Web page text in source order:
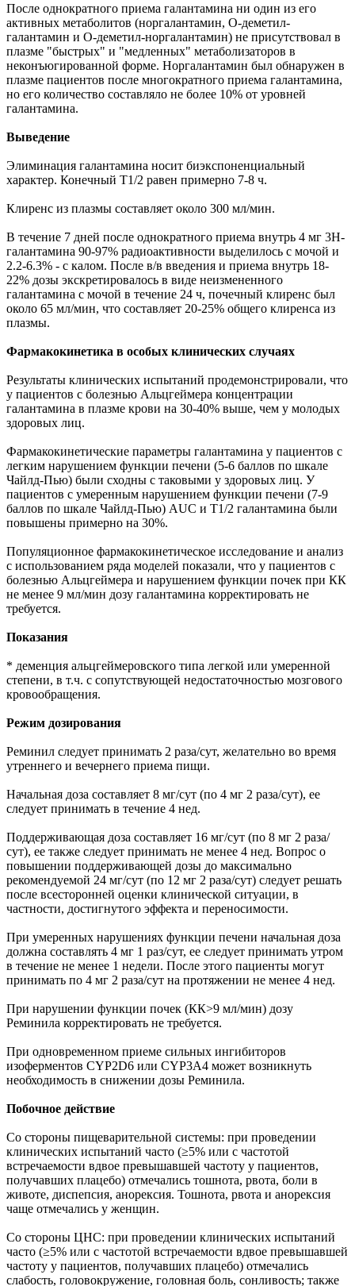
После однократного приема галантамина ни один из его
активных метаболитов (норгалантамин, О-деметил-
галантамин и О-деметил-норгалантамин) не присутствовал в
плазме "быстрых" и "медленных" метаболизаторов в
неконъюгированной форме. Норгалантамин был обнаружен в
плазме пациентов после многократного приема галантамина,
но его количество составляло не более 10% от уровней
галантамина.
Выведение
Элиминация галантамина носит биэкспоненциальный
характер. Конечный T1/2 равен примерно 7-8 ч.
Клиренс из плазмы составляет около 300 мл/мин.
В течение 7 дней после однократного приема внутрь 4 мг 3Н-
галантамина 90-97% радиоактивности выделилось с мочой и
2.2-6.3% - с калом. После в/в введения и приема внутрь 18-
22% дозы экскретировалось в виде неизмененного
галантамина с мочой в течение 24 ч, почечный клиренс был
около 65 мл/мин, что составляет 20-25% общего клиренса из
плазмы.
Фармакокинетика в особых клинических случаях
Результаты клинических испытаний продемонстрировали, что
у пациентов с болезнью Альцгеймера концентрации
галантамина в плазме крови на 30-40% выше, чем у молодых
здоровых лиц.
Фармакокинетические параметры галантамина у пациентов с
легким нарушением функции печени (5-6 баллов по шкале
Чайлд-Пью) были сходны с таковыми у здоровых лиц. У
пациентов с умеренным нарушением функции печени (7-9
баллов по шкале Чайлд-Пью) AUC и T1/2 галантамина были
повышены примерно на 30%.
Популяционное фармакокинетическое исследование и анализ
с использованием ряда моделей показали, что у пациентов с
болезнью Альцгеймера и нарушением функции почек при КК
не менее 9 мл/мин дозу галантамина корректировать не
требуется.
Показания
* деменция альцгеймеровского типа легкой или умеренной
степени, в т.ч. с сопутствующей недостаточностью мозгового
кровообращения.
Режим дозирования
Реминил следует принимать 2 раза/сут, желательно во время
утреннего и вечернего приема пищи.
Начальная доза составляет 8 мг/сут (по 4 мг 2 раза/сут), ее
следует принимать в течение 4 нед.
Поддерживающая доза составляет 16 мг/сут (по 8 мг 2 раза/
сут), ее также следует принимать не менее 4 нед. Вопрос о
повышении поддерживающей дозы до максимально
рекомендуемой 24 мг/сут (по 12 мг 2 раза/сут) следует решать
после всесторонней оценки клинической ситуации, в
частности, достигнутого эффекта и переносимости.
При умеренных нарушениях функции печени начальная доза
должна составлять 4 мг 1 раз/сут, ее следует принимать утром
в течение не менее 1 недели. После этого пациенты могут
принимать по 4 мг 2 раза/сут на протяжении не менее 4 нед.
При нарушении функции почек (КК>9 мл/мин) дозу
Реминила корректировать не требуется.
При одновременном приеме сильных ингибиторов
изоферментов CYP2D6 или CYP3A4 может возникнуть
необходимость в снижении дозы Реминила.
Побочное действие
Со стороны пищеварительной системы: при проведении
клинических испытаний часто (≥5% или с частотой
встречаемости вдвое превышавшей частоту у пациентов,
получавших плацебо) отмечались тошнота, рвота, боли в
животе, диспепсия, анорексия. Тошнота, рвота и анорексия
чаще отмечались у женщин.
Со стороны ЦНС: при проведении клинических испытаний
часто (≥5% или с частотой встречаемости вдвое превышавшей
частоту у пациентов, получавших плацебо) отмечались
слабость, головокружение, головная боль, сонливость; также